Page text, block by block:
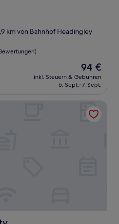
km von Bahnhof Headingley
Der
Preis
beträgt
94 €
inkl. Steuern & Gebühren
6. Sept.–7. Sept.